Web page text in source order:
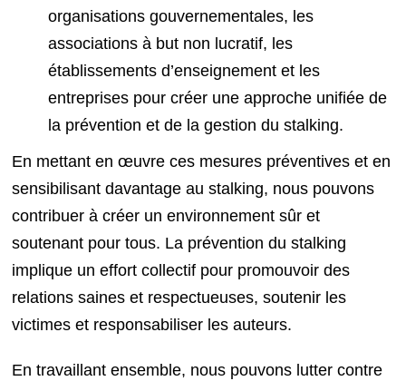
organisations gouvernementales, les
associations à but non lucratif, les
établissements d’enseignement et les
entreprises pour créer une approche unifiée de
la prévention et de la gestion du stalking.
En mettant en œuvre ces mesures préventives et en
sensibilisant davantage au stalking, nous pouvons
contribuer à créer un environnement sûr et
soutenant pour tous. La prévention du stalking
implique un effort collectif pour promouvoir des
relations saines et respectueuses, soutenir les
victimes et responsabiliser les auteurs.
En travaillant ensemble, nous pouvons lutter contre